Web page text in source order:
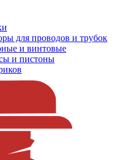
для проводов и трубок
и винтовые
и пистоны